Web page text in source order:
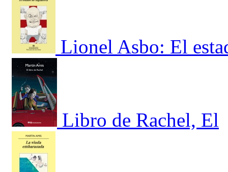
Lionel Asbo: El
Libro de Rachel, El